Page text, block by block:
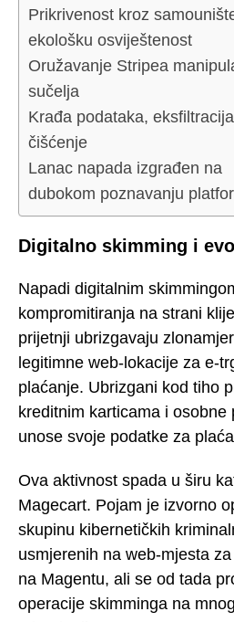
Prikrivenost kroz
ekološku osviještenost
Oružavanje Stripea
sučelja
Krađa podataka,
čišćenje
Lanac napada izgrađen na
dubokom poznavanju
Digitalno skimming i
Napadi digitalnim
kompromitiranja na strani
prijetnji ubrizgavaju
legitimne web-lokacije za e-
plaćanje. Ubrizgani kod tiho
kreditnim karticama i osobne
unose svoje podatke za
Ova aktivnost spada u širu
Magecart. Pojam je izvorno
skupinu kibernetičkih
usmjerenih na web-mjesta
na Magentu, ali se od tada
operacije skimminga na